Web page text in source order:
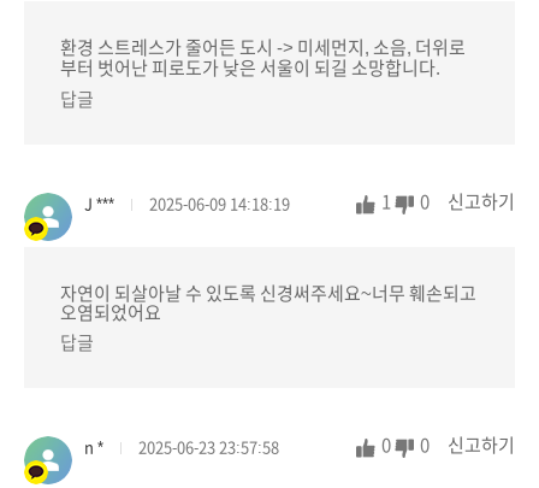
환경 스트레스가 줄어든 도시 -> 미세먼지, 소음, 더위로
부터 벗어난 피로도가 낮은 서울이 되길 소망합니다.
답글
J *** 2025-06-09 14:18:19 1 0 신고하기
자연이 되살아날 수 있도록 신경써주세요~너무 훼손되고
오염되었어요
답글
n * 2025-06-23 23:57:58 0 0 신고하기